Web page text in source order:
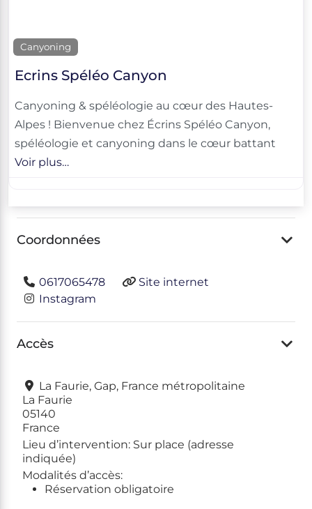
Canyoning
Ecrins Spéléo Canyon
Canyoning & spéléologie au cœur des Hautes-
Alpes ! Bienvenue chez Écrins Spéléo Canyon,
spéléologie et canyoning dans le cœur battant
Voir plus…
Coordonnées
0617065478
Site internet
Instagram
Accès
La Faurie, Gap, France métropolitaine
La Faurie
05140
France
Lieu d’intervention: Sur place (adresse
indiquée)
Modalités d’accès:
Réservation obligatoire